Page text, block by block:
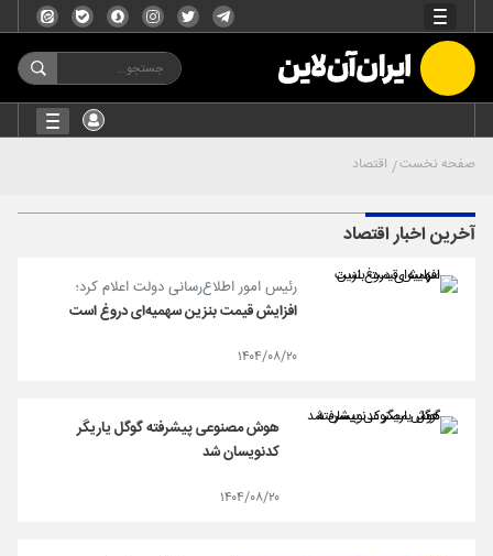
صفحه نخست اقتصاد
آخرین اخبار اقتصاد
رئیس امور اطلاع‌رسانی دولت اعلام کرد؛
افزایش قیمت بنزین سهمیه‌ای دروغ است
۱۴۰۴/۰۸/۲۰
هوش مصنوعی پیشرفته گوگل یاریگر
کدنویسان شد
۱۴۰۴/۰۸/۲۰